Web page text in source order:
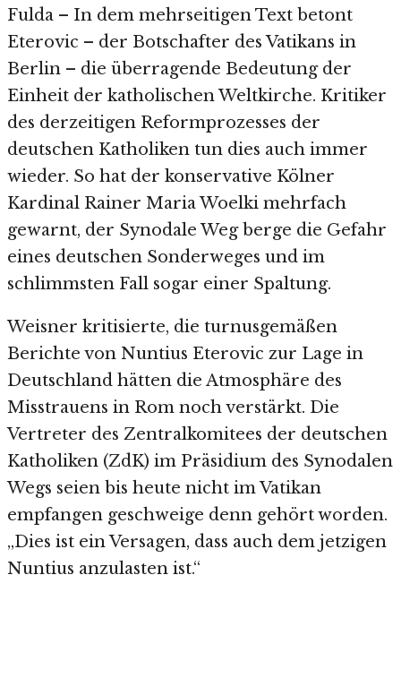
Fulda – In dem mehrseitigen Text betont
Eterovic – der Botschafter des Vatikans in
Berlin – die überragende Bedeutung der
Einheit der katholischen Weltkirche. Kritiker
des derzeitigen Reformprozesses der
deutschen Katholiken tun dies auch immer
wieder. So hat der konservative Kölner
Kardinal Rainer Maria Woelki mehrfach
gewarnt, der Synodale Weg berge die Gefahr
eines deutschen Sonderweges und im
schlimmsten Fall sogar einer Spaltung.
Weisner kritisierte, die turnusgemäßen
Berichte von Nuntius Eterovic zur Lage in
Deutschland hätten die Atmosphäre des
Misstrauens in Rom noch verstärkt. Die
Vertreter des Zentralkomitees der deutschen
Katholiken (ZdK) im Präsidium des Synodalen
Wegs seien bis heute nicht im Vatikan
empfangen geschweige denn gehört worden.
„Dies ist ein Versagen, dass auch dem jetzigen
Nuntius anzulasten ist.“